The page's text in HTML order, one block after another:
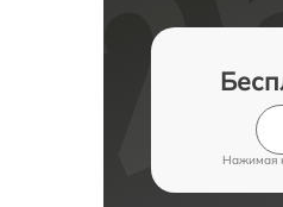
Нажимая